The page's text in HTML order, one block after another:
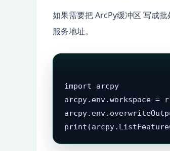
如果需要把 ArcPy缓冲区 写成
服务地址。
import arcpy
arcpy.env.workspace